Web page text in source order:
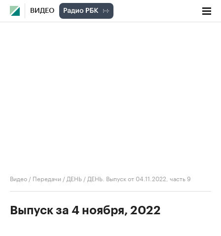
ВИДЕО
Видео / Передачи / ДЕНЬ / ДЕНЬ. Выпуск от 04.11.2022, часть 9
Выпуск за 4 ноября, 2022